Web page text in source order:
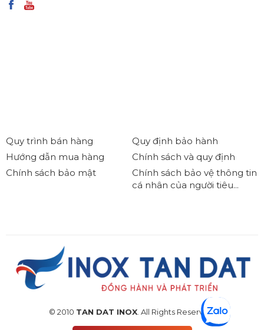
Quy trình bán hàng
Hướng dẫn mua hàng
Chính sách bảo mật
Quy định bảo hành
Chính sách và quy định
Chính sách bảo vệ thông tin
cá nhân của người tiêu...
© 2010 TAN DAT INOX. All Rights Reserved.